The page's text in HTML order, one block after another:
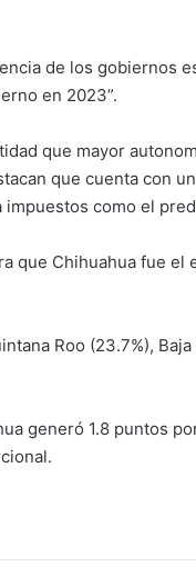
de los gobiernos
en 2023”.
que mayor
que cuenta con
como el
que Chihuahua fue
Roo (23.7%),
generó 1.8 puntos